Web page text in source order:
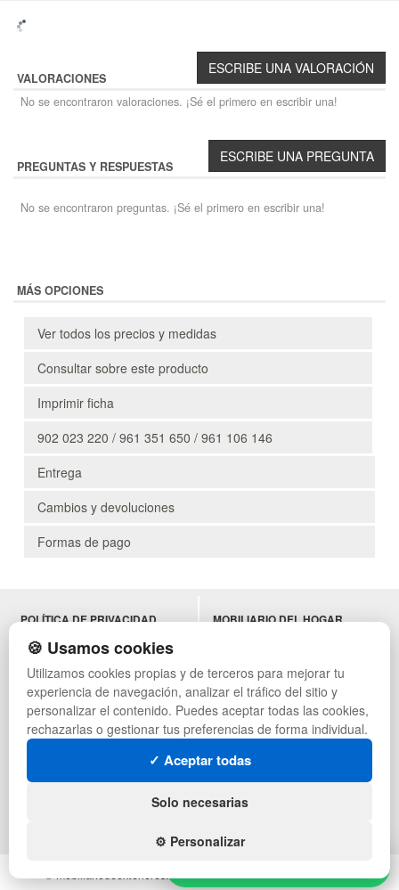
VALORACIONES
No se encontraron valoraciones. ¡Sé el primero en escribir una!
PREGUNTAS Y RESPUESTAS
No se encontraron preguntas. ¡Sé el primero en escribir una!
MÁS OPCIONES
Ver todos los precios y medidas
Consultar sobre este producto
Imprimir ficha
902 023 220 / 961 351 650 / 961 106 146
Entrega
Cambios y devoluciones
Formas de pago
POLÍTICA DE PRIVACIDAD
CONDICIONES DE USO
CAMBIOS Y DEVOLUCIONES
CONTACTO
QUIENES SOMOS
MAPA WEB
PREGUNTAS FRECUENTES
INGRESA A TU CUENTA
SÍGUENOS:
MOBILIARIO DEL HOGAR
MUEBLES VINTAGE
TERRAZAS CON PALETS
NADADORES
EQUIPAMIENTO HOSTELERÍA
ESTANTERÍAS
© mobiliariodeexteriores.com - Todos los derechos reservados
🍪 Usamos cookies
Utilizamos cookies propias y de terceros para mejorar tu
experiencia de navegación, analizar el tráfico del sitio y
personalizar el contenido. Puedes aceptar todas las cookies,
rechazarlas o gestionar tus preferencias de forma individual.
✓ Aceptar todas
Solo necesarias
⚙️ Personalizar